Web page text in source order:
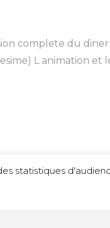
complete du
L animation et
confidentialité
statistiques